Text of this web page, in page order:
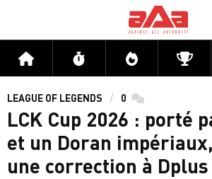
Accueil Flux Directs
LEAGUE OF LEGENDS 0 commentaires
LCK Cup 2026 : porté
et un Doran
une correction à